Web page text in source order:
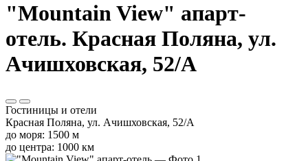
"Mountain View" апарт-
отель. Красная Поляна, ул.
Ачишховская, 52/А
Гостиницы и отели
Красная Поляна, ул. Ачишховская, 52/А
до моря: 1500 м
до центра: 1000 км